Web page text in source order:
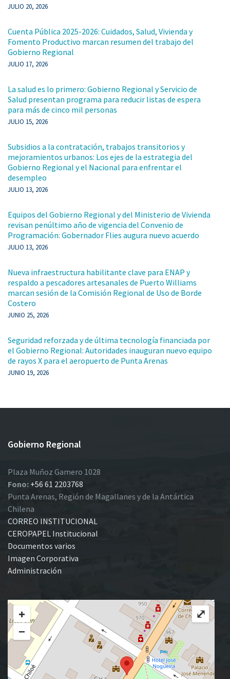
JULIO 20, 2026
Cuenta Pública 2025-2026: Cuidados, Salud, Vivienda y
Fomento Productivo marcan resumen del trabajo del
Gobierno Regional
JULIO 17, 2026
La salud es lo primero: Gobierno Regional y Servicio de
Salud presentan programa para reducir listas de espera
para más de cinco mil personas
JULIO 15, 2026
Subsidios a la contratación, trabajos transitorios y
mejoramientos urbanos: Los ejes de la estrategia del
Gobierno Regional y el Nacional para enfrentar el
desempleo
JULIO 13, 2026
Equipos del Gobierno Regional y del Ministerio de Vivienda
revisan penúltimo año de vigencia del Convenio de
Programación: Gobernador Flies augura nuevo acuerdo
JULIO 13, 2026
Nueva infraestructura habilitante clave para ENAP y
respaldo a pescadores artesanales de Puerto Williams
marcan sesión de la Comisión Regional de Uso de Borde
Costero
JUNIO 25, 2026
Seguridad reforzada y de última tecnología financiada por
el Gobierno Regional: Autoridades inauguran nuevo equipo
de rayos X para el aeropuerto de Punta Arenas
JUNIO 19, 2026
Gobierno Regional
Plaza Muñoz Gamero 1028
Fono: +56 61 2203768
Punta Arenas, Región de Magallanes y de la Antártica
Chilena
CORREO INSTITUCIONAL
CEROPAPEL Institucional
Documentos varios
Imagen Corporativa
Administración
+
−
⤢